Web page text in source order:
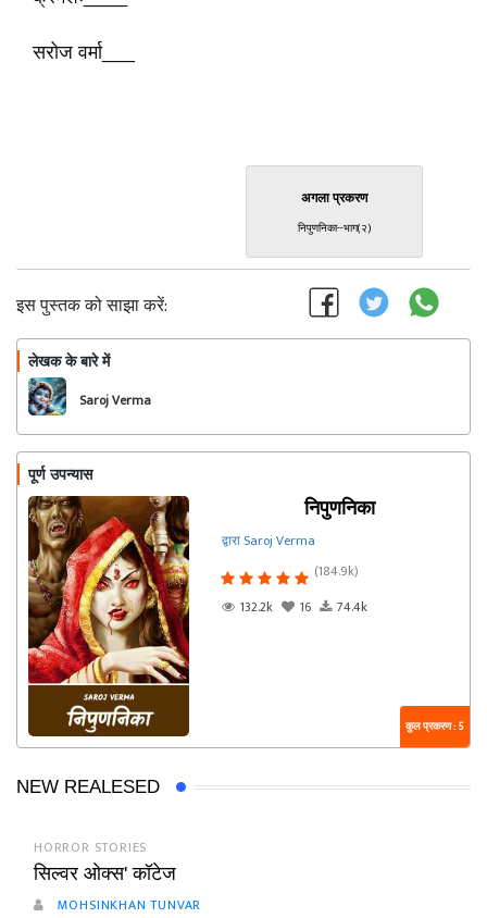
सरोज वर्मा___
अगला प्रकरण
निपुणनिका--भाग(२)
इस पुस्तक को साझा करें:
लेखक के बारे में
Saroj Verma
पूर्ण उपन्यास
निपुणनिका
द्वारा Saroj Verma
(184.9k)
132.2k
16 74.4k
कुल प्रकरण : 5
NEW REALESED
HORROR STORIES
सिल्वर ओक्स' कॉटेज
MOHSINKHAN TUNVAR